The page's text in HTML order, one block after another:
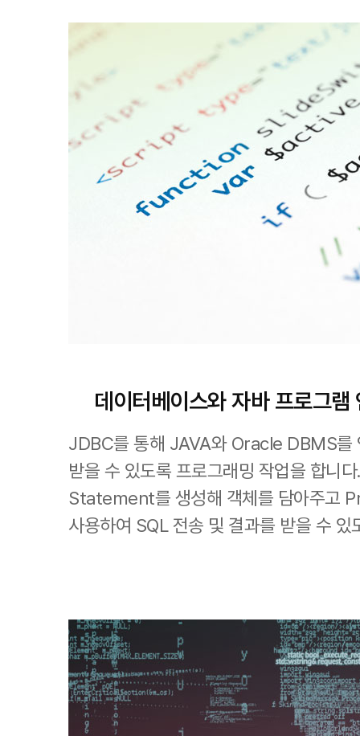
데이터베이스와 자바 프로그램
JDBC를 통해 JAVA와 Oracle DBMS를
받을 수 있도록 프로그래밍 작업을 합니
Statement를 생성해 객체를 담아주고
사용하여 SQL 전송 및 결과를 받을 수 있